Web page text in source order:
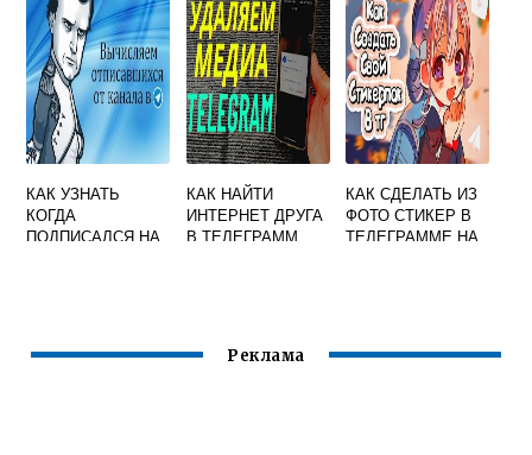
КАК УЗНАТЬ
КОГДА
ПОДПИСАЛСЯ НА
КАК НАЙТИ
ИНТЕРНЕТ ДРУГА
В ТЕЛЕГРАММ
КАК СДЕЛАТЬ ИЗ
ФОТО СТИКЕР В
ТЕЛЕГРАММЕ НА
Реклама